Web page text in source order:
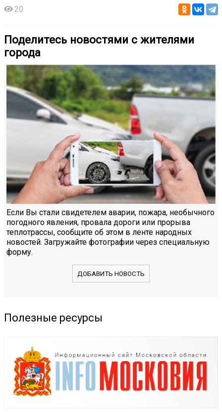
20
Поделитесь новостями с жителями
города
Если Вы стали свидетелем аварии, пожара, необычного
погодного явления, провала дороги или прорыва
теплотрассы, сообщите об этом в ленте народных
новостей. Загружайте фотографии через специальную
форму.
ДОБАВИТЬ НОВОСТЬ
Полезные ресурсы